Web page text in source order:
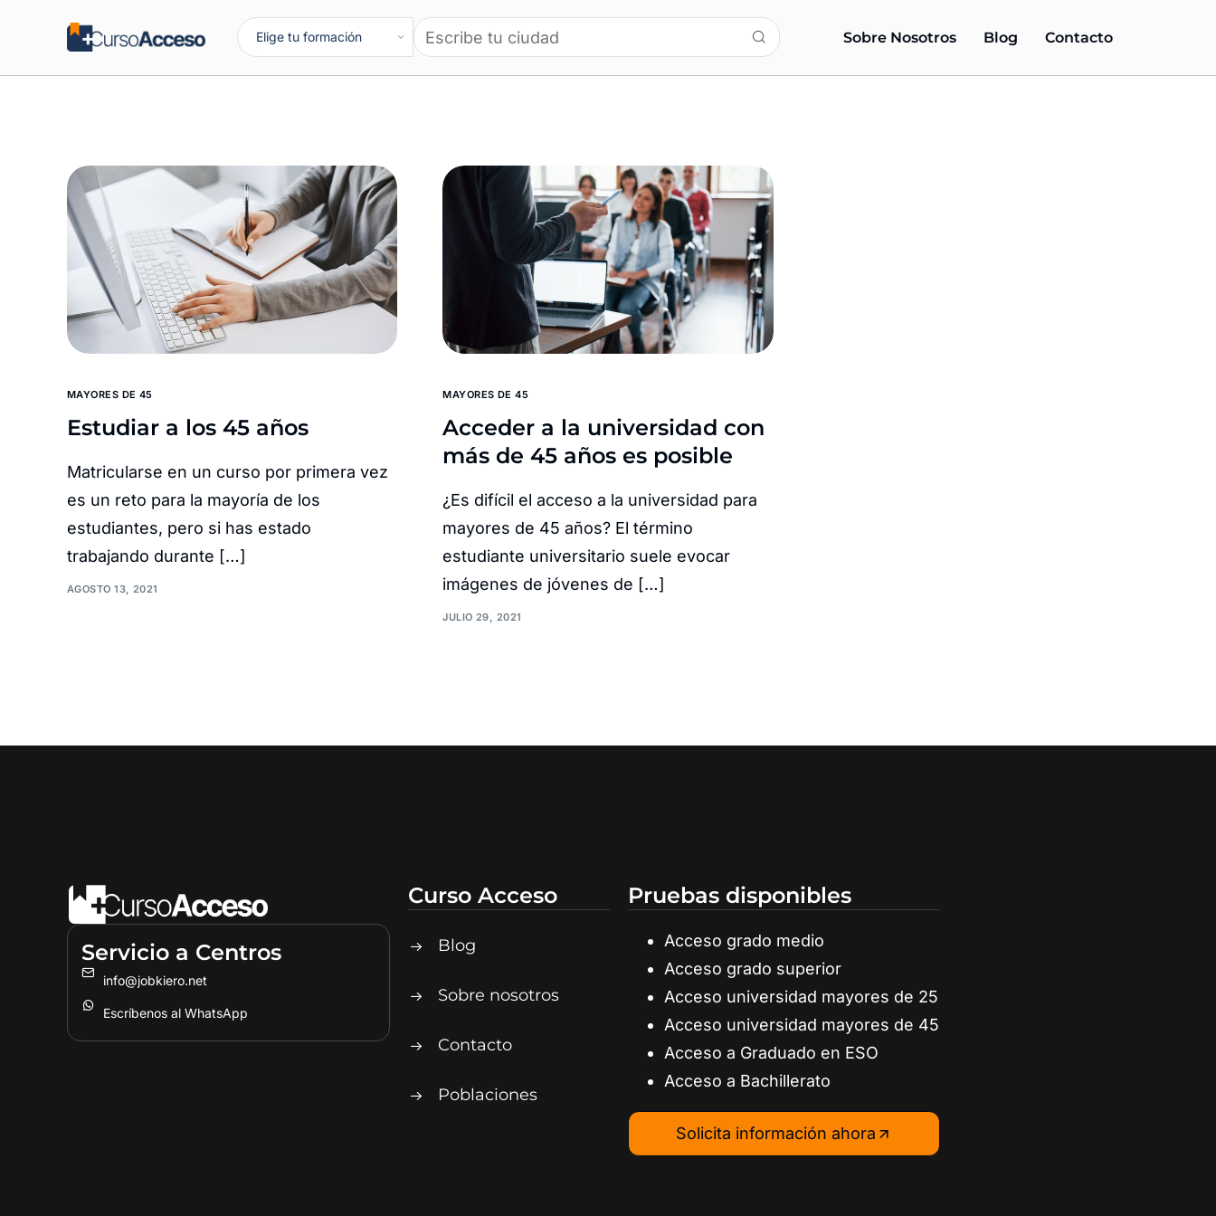
Sobre Nosotros Blog Contacto
MAYORES DE 45
Estudiar a los 45 años
Matricularse en un curso por primera vez
es un reto para la mayoría de los
estudiantes, pero si has estado
trabajando durante […]
AGOSTO 13, 2021
MAYORES DE 45
Acceder a la universidad con
más de 45 años es posible
¿Es difícil el acceso a la universidad para
mayores de 45 años? El término
estudiante universitario suele evocar
imágenes de jóvenes de […]
JULIO 29, 2021
Servicio a Centros
info@jobkiero.net
Escríbenos al WhatsApp
Curso Acceso
Blog
Sobre nosotros
Contacto
Poblaciones
Pruebas disponibles
Acceso grado medio
Acceso grado superior
Acceso universidad mayores de 25
Acceso universidad mayores de 45
Acceso a Graduado en ESO
Acceso a Bachillerato
Solicita información ahora